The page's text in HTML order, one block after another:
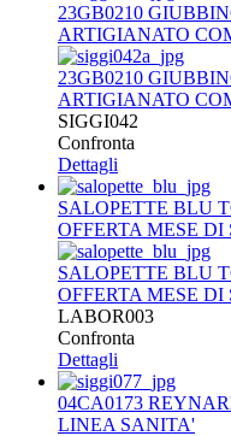
23GB0210
ARTIGIANATO
23GB0210
ARTIGIANATO
SIGGI042
Confronta
Dettagli
SALOPETTE BLU
OFFERTA MESE DI
SALOPETTE BLU
OFFERTA MESE DI
LABOR003
Confronta
Dettagli
04CA0173
LINEA SANITA'